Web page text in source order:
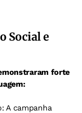
Social e
forte
A campanha